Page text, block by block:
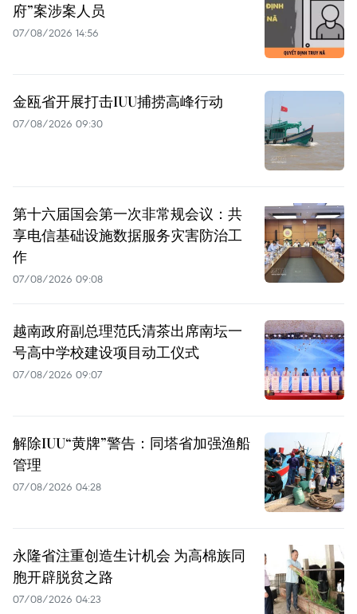
府”案涉案人员
07/08/2026 14:56
金瓯省开展打击IUU捕捞高峰行动
07/08/2026 09:30
第十六届国会第一次非常规会议：共
享电信基础设施数据服务灾害防治工
作
07/08/2026 09:08
越南政府副总理范氏清茶出席南坛一
号高中学校建设项目动工仪式
07/08/2026 09:07
解除IUU“黄牌”警告：同塔省加强渔船
管理
07/08/2026 04:28
永隆省注重创造生计机会 为高棉族同
胞开辟脱贫之路
07/08/2026 04:23